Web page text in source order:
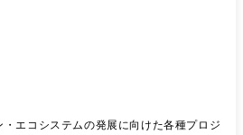
・エコシステムの発展に向けた各種プロジ